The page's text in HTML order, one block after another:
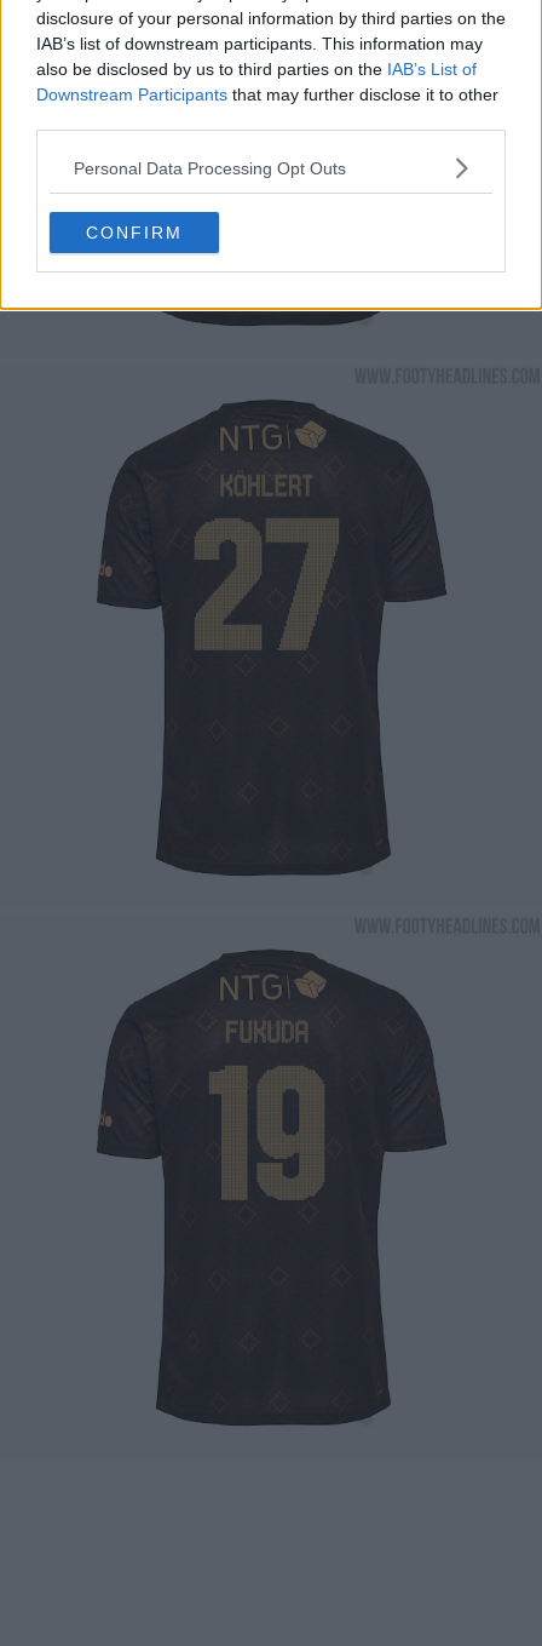
disclosure of your personal information by third parties on the
IAB’s list of downstream participants. This information may
also be disclosed by us to third parties on the IAB’s List of
Downstream Participants that may further disclose it to other
Personal Data Processing Opt Outs
CONFIRM